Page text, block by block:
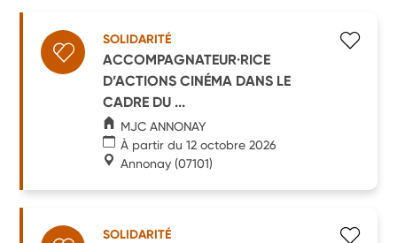
SOLIDARITÉ
ACCOMPAGNATEUR·RICE
D’ACTIONS CINÉMA DANS LE
CADRE DU ...
MJC ANNONAY
À partir du 12 octobre 2026
Annonay (07101)
SOLIDARITÉ